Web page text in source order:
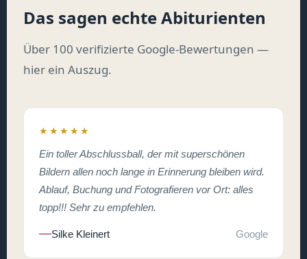
Das sagen echte Abiturienten
Über 100 verifizierte Google-Bewertungen —
hier ein Auszug.
★★★★★
Ein toller Abschlussball, der mit superschönen
Bildern allen noch lange in Erinnerung bleiben wird.
Ablauf, Buchung und Fotografieren vor Ort: alles
topp!!! Sehr zu empfehlen.
Silke Kleinert Google